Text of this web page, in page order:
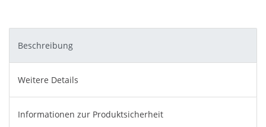
Beschreibung
Weitere Details
Informationen zur Produktsicherheit